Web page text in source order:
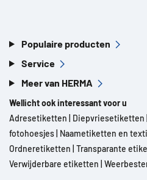
Populaire producten
Service
Meer van HERMA
Wellicht ook interessant voor u
Adresetiketten
Diepvriesetiketten
fotohoesjes Naametiketten en
Ordneretiketten Transparante
Verwijderbare etiketten